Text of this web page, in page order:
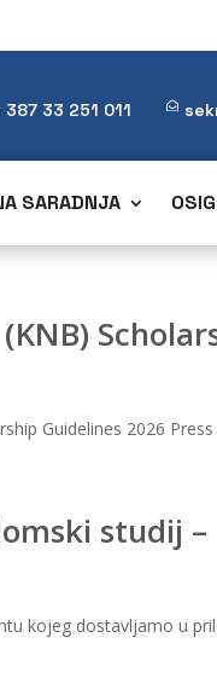
387 33 251 011
SARADNJA
Guidelines 2026
studij –
kojeg dostavljamo u